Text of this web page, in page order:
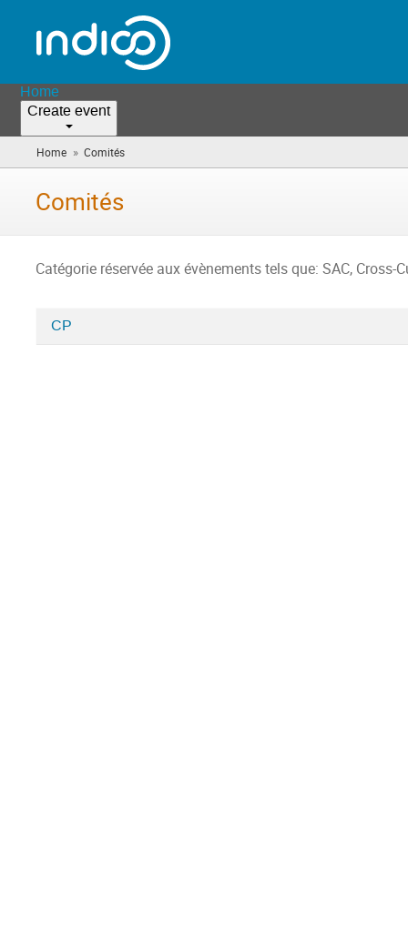
Home
Create event
Home » Comités
are
Comités
Catégorie réservée aux évènements tels que: SAC, Cross-
Categories
CP